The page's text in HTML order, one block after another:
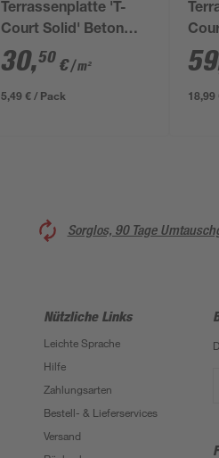
Terrassenplatte 'T-
Court Solid' Beton
muschelbeige 60 x 30
x 4 cm
30,50 €/ m²
5,49 € / Pack
x 40
59
18,99
Sorglos, 90 Tage
Nützliche Links
Leichte Sprache
Hilfe
Zahlungsarten
Bestell- & Lieferservices
Versand